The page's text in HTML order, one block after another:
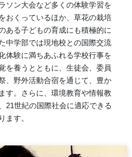
ソン大会など多くの体験学習を
おくっているほか、草花の栽培
ある子どもの育成にも積極的に
中学部では現地校との国際交流
体験に満ちあふれる学校行事を
を養うとともに、生徒会、委員
、野外活動合宿を通じて、豊か
す。さらに、環境教育や情報教
21世紀の国際社会に適応できる
ます。